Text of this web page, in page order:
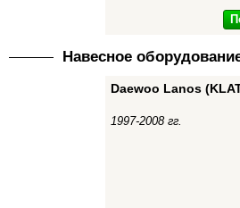
Навесное
Daewoo Lanos
1997-2008 гг.